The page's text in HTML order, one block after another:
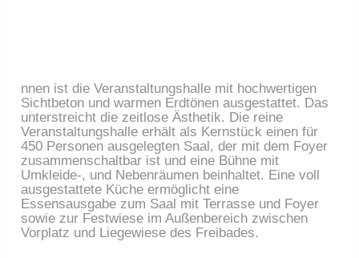
nnen ist die Veranstaltungshalle mit hochwertigen
Sichtbeton und warmen Erdtönen ausgestattet. Das
unterstreicht die zeitlose Ästhetik. Die reine
Veranstaltungshalle erhält als Kernstück einen für
450 Personen ausgelegten Saal, der mit dem Foyer
zusammenschaltbar ist und eine Bühne mit
Umkleide-, und Nebenräumen beinhaltet. Eine voll
ausgestattete Küche ermöglicht eine
Essensausgabe zum Saal mit Terrasse und Foyer
sowie zur Festwiese im Außenbereich zwischen
Vorplatz und Liegewiese des Freibades.